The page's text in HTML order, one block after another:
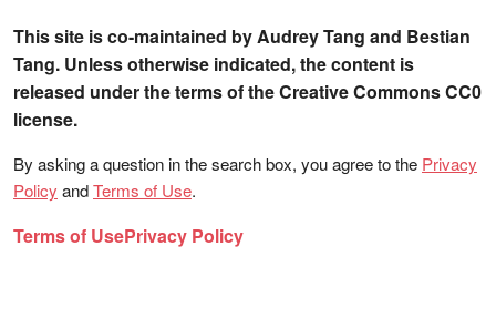
This site is co-maintained by Audrey Tang and Bestian
Tang. Unless otherwise indicated, the content is
released under the terms of the Creative Commons CC0
license.
By asking a question in the search box, you agree to the Privacy
Policy andTerms of Use.
Terms of UsePrivacy Policy